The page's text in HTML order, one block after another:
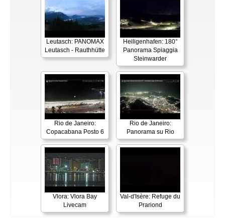
Leutasch: PANOMAX
Leutasch - Rauthhütte
Heiligenhafen: 180°
Panorama Spiaggia
Steinwarder
Rio de Janeiro:
Copacabana Posto 6
Rio de Janeiro:
Panorama su Rio
Vlora: Vlora Bay
Livecam
Val-d'Isère: Refuge du
Prariond